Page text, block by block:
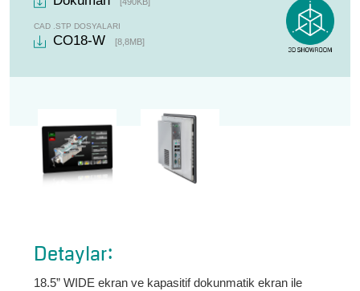
Kapasitif dokunmatik ekran
SSD Hard disk
CAD .STP DOSYALARI
CO18-W [8,8MB]
Detaylar:
18.5” WIDE ekran ve kapasitif dokunmatik ekran ile